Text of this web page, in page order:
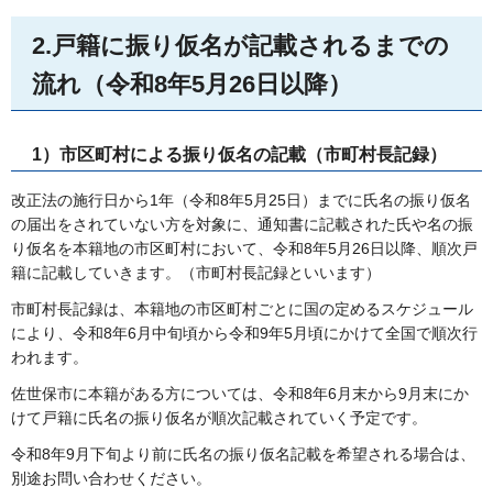
2.戸籍に振り仮名が記載されるまでの
流れ（令和8年5月26日以降）
1）市区町村による振り仮名の記載（市町村長記録）
改正法の施行日から1年（令和8年5月25日）までに氏名の振り仮名
の届出をされていない方を対象に、通知書に記載された氏や名の振
り仮名を本籍地の市区町村において、令和8年5月26日以降、順次戸
籍に記載していきます。（市町村長記録といいます）
市町村長記録は、本籍地の市区町村ごとに国の定めるスケジュール
により、令和8年6月中旬頃から令和9年5月頃にかけて全国で順次行
われます。
佐世保市に本籍がある方については、令和8年6月末から9月末にか
けて戸籍に氏名の振り仮名が順次記載されていく予定です。
令和8年9月下旬より前に氏名の振り仮名記載を希望される場合は、
別途お問い合わせください。